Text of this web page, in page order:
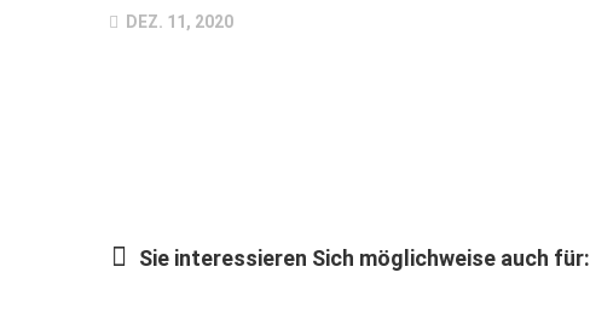
DEZ. 11, 2020
Sie interessieren Sich möglichweise auch für: